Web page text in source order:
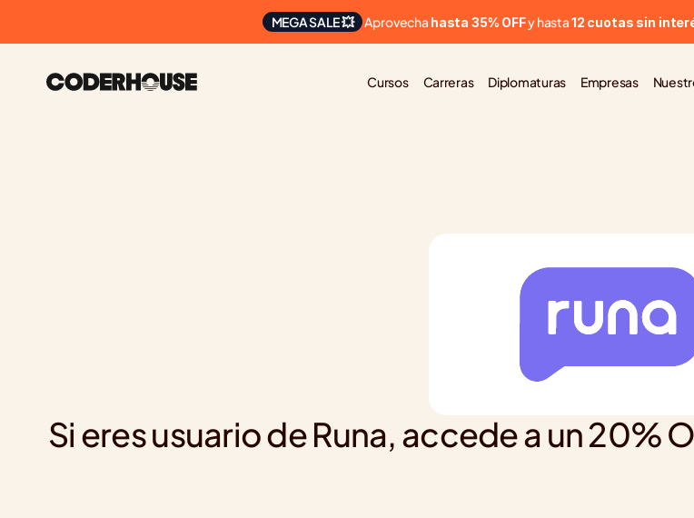
MEGA SALE 💥 Aprovecha hasta 35% OFF y hasta 12 cuotas sin
Cursos Carreras Diplomaturas Empresas
Si eres usuario de Runa, accede a un 20%